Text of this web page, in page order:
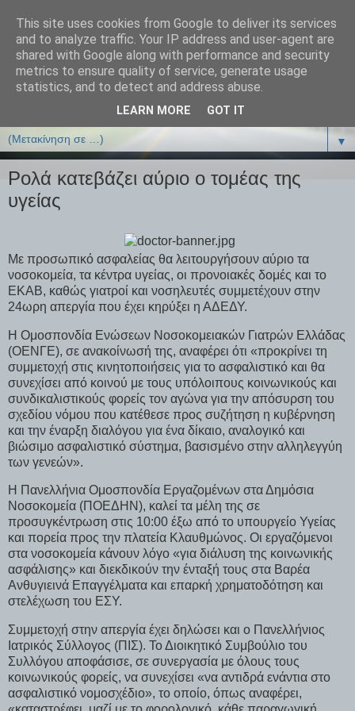
ΒΙΟΛΟΓΙΑonline.gr
Online Μαθήματα Βιολογίας
▼
Ρολά κατεβάζει αύριο ο τομέας της
υγείας
Με προσωπικό ασφαλείας θα λειτουργήσουν αύριο τα
νοσοκομεία, τα κέντρα υγείας, οι προνοιακές δομές και το
ΕΚΑΒ, καθώς γιατροί και νοσηλευτές συμμετέχουν στην
24ωρη απεργία που έχει κηρύξει η ΑΔΕΔΥ.
Η Ομοσπονδία Ενώσεων Νοσοκομειακών Γιατρών Ελλάδας
(ΟΕΝΓΕ), σε ανακοίνωσή της, αναφέρει ότι «προκρίνει τη
συμμετοχή στις κινητοποιήσεις για το ασφαλιστικό και θα
συνεχίσει από κοινού με τους υπόλοιπους κοινωνικούς και
συνδικαλιστικούς φορείς τον αγώνα για την απόσυρση του
σχεδίου νόμου που κατέθεσε προς συζήτηση η κυβέρνηση
και την έναρξη διαλόγου για ένα δίκαιο, αναλογικό και
βιώσιμο ασφαλιστικό σύστημα, βασισμένο στην αλληλεγγύη
των γενεών».
Η Πανελλήνια Ομοσπονδία Εργαζομένων στα Δημόσια
Νοσοκομεία (ΠΟΕΔΗΝ), καλεί τα μέλη της σε
προσυγκέντρωση στις 10:00 έξω από το υπουργείο Υγείας
και πορεία προς την πλατεία Κλαυθμώνος. Οι εργαζόμενοι
στα νοσοκομεία κάνουν λόγο «για διάλυση της κοινωνικής
ασφάλισης» και διεκδικούν την ένταξή τους στα Βαρέα
Ανθυγιεινά Επαγγέλματα και επαρκή χρηματοδότηση και
στελέχωση του ΕΣΥ.
Συμμετοχή στην απεργία έχει δηλώσει και ο Πανελλήνιος
Ιατρικός Σύλλογος (ΠΙΣ). Το Διοικητικό Συμβούλιο του
Συλλόγου αποφάσισε, σε συνεργασία με όλους τους
κοινωνικούς φορείς, να συνεχίσει «να αντιδρά ενάντια στο
ασφαλιστικό νομοσχέδιο», το οποίο, όπως αναφέρει,
This site uses cookies from Google to deliver its services
and to analyze traffic. Your IP address and user-agent are
shared with Google along with performance and security
metrics to ensure quality of service, generate usage
statistics, and to detect and address abuse.
LEARN MORE GOT IT